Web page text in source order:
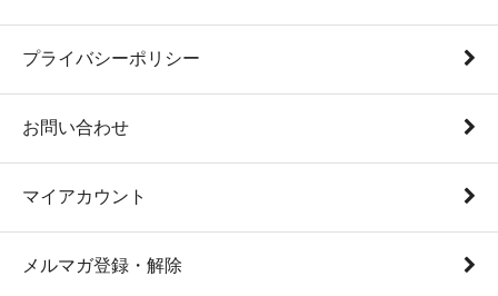
プライバシーポリシー
お問い合わせ
マイアカウント
メルマガ登録・解除